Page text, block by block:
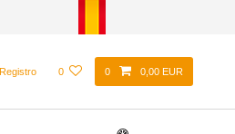
Registro 0 0 0,00 EUR